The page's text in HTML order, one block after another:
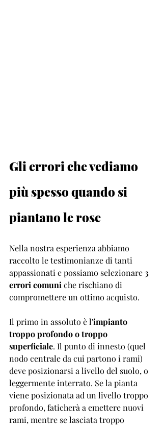
Gli errori che vediamo
più spesso quando si
piantano le rose
Nella nostra esperienza abbiamo
raccolto le testimonianze di tanti
appassionati e possiamo selezionare 3
errori comuni che rischiano di
compromettere un ottimo acquisto.
Il primo in assoluto è l'impianto
troppo profondo o troppo
superficiale. Il punto di innesto (quel
nodo centrale da cui partono i rami)
deve posizionarsi a livello del suolo, o
leggermente interrato. Se la pianta
viene posizionata ad un livello troppo
profondo, faticherà a emettere nuovi
rami, mentre se lasciata troppo